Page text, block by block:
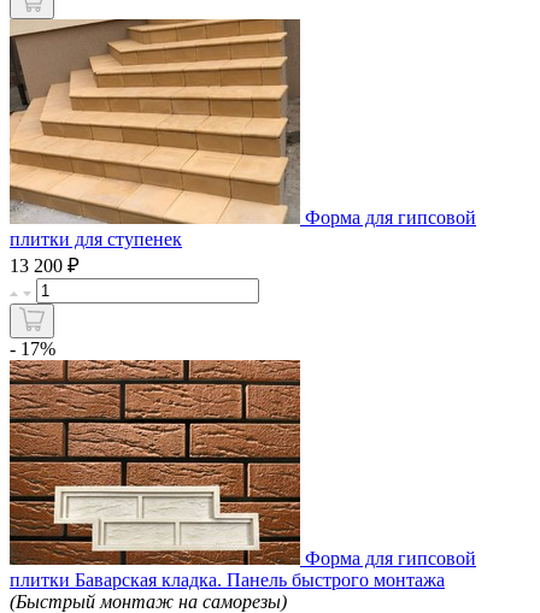
Форма для гипсовой
плитки для ступенек
13 200 ₽
- 17%
Форма для гипсовой
плитки Баварская кладка. Панель быстрого монтажа
(Быстрый монтаж на саморезы)